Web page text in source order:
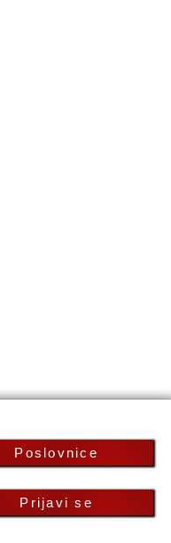
Poslovnice
Prijavi se